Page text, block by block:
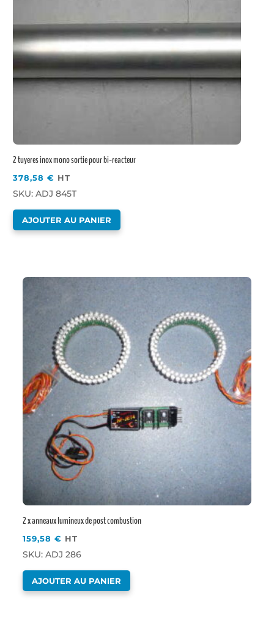
2 tuyeres inox mono sortie pour bi-reacteur
378,58€ HT
SKU: ADJ 845T
AJOUTER AU PANIER
2 x anneaux lumineux de post combustion
159,58€ HT
SKU: ADJ 286
AJOUTER AU PANIER